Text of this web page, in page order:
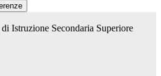
Istruzione Secondaria Superiore